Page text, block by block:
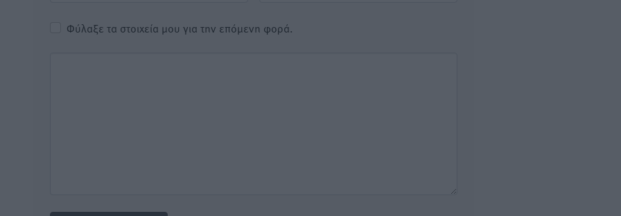
Φύλαξε τα στοιχεία μου για την επόμενη φορά.